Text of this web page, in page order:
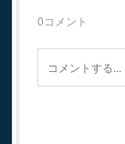
0コメント